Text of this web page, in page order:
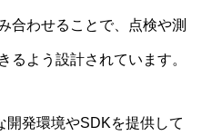
合わせることで、点検や測
るよう設計されています。
開発環境やSDKを提供して